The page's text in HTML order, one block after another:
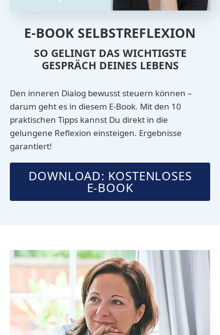
E-BOOK SELBSTREFLEXION
SO GELINGT DAS WICHTIGSTE
GESPRÄCH DEINES LEBENS
Den inneren Dialog bewusst steuern können –
darum geht es in diesem E-Book. Mit den 10
praktischen Tipps kannst Du direkt in die
gelungene Reflexion einsteigen. Ergebnisse
garantiert!
DOWNLOAD: KOSTENLOSES
E-BOOK